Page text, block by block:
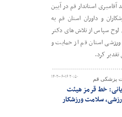
استاندار قم در آیین
و داوران استان قم به
لوح سپاس از تلاش‌های دکتر
استان قم از حمایت و
تقدیر کرد.
۱۴۰۲-۰۶-۱۶ ۲۰:۵۰ پزشکی قم
خط قرمز هیئت
سلامت ورزشکار